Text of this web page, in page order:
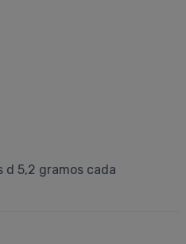
d 5,2 gramos cada